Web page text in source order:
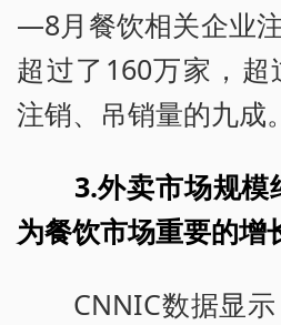
—8月餐饮相关企业
超过了160万家，
注销、吊销量的九成。
3.外卖市场规
为餐饮市场重要的增
CNNIC数据显示